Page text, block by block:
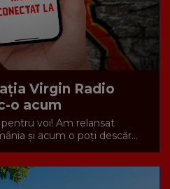
Virgin Radio
o acum
voi! Am relansat
și acum o poți descăr...